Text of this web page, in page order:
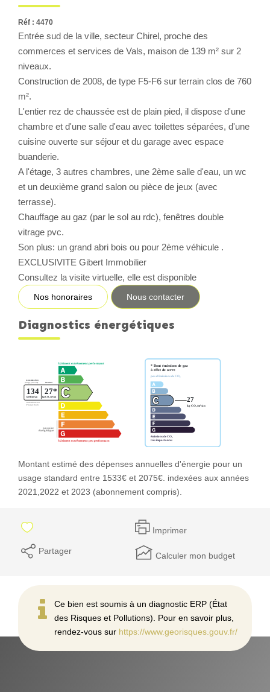
Newsletters
Nous Rejoindre
Réf : 4470
Entrée sud de la ville, secteur Chirel, proche des
commerces et services de Vals, maison de 139 m² sur 2
niveaux.
Construction de 2008, de type F5-F6 sur terrain clos de 760
m².
L'entier rez de chaussée est de plain pied, il dispose d'une
chambre et d'une salle d'eau avec toilettes séparées, d'une
cuisine ouverte sur séjour et du garage avec espace
buanderie.
A l'étage, 3 autres chambres, une 2ème salle d'eau, un wc
et un deuxième grand salon ou pièce de jeux (avec
terrasse).
Chauffage au gaz (par le sol au rdc), fenêtres double
vitrage pvc.
Son plus: un grand abri bois ou pour 2ème véhicule .
EXCLUSIVITE Gibert Immobilier
Consultez la visite virtuelle, elle est disponible
Nos honoraires Nous contacter
Diagnostics énergétiques
Montant estimé des dépenses annuelles d'énergie pour un
usage standard entre 1533€ et 2075€. indexées aux années
2021,2022 et 2023 (abonnement compris).
Imprimer
Partager Calculer mon budget
Ce bien est soumis à un diagnostic ERP (État
des Risques et Pollutions). Pour en savoir plus,
rendez-vous sur https://www.georisques.gouv.fr/